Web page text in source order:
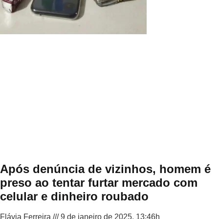
Após denúncia de vizinhos, homem é
preso ao tentar furtar mercado com
celular e dinheiro roubado
Flávia Ferreira 9 de janeiro de 2025, 13:46h